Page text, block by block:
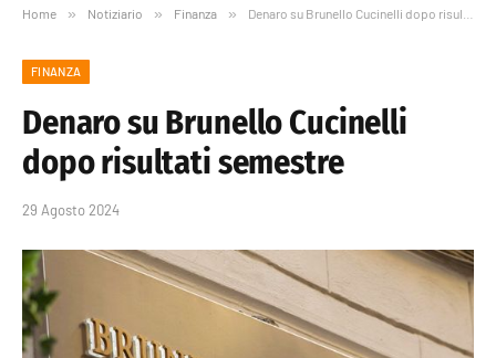
Home » Notiziario » Finanza » Denaro su Brunello Cucinelli dopo risultati semestre
FINANZA
Denaro su Brunello Cucinelli
dopo risultati semestre
29 Agosto 2024